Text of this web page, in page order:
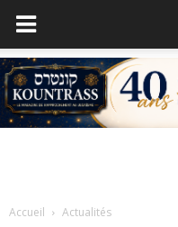
Accueil Actualités